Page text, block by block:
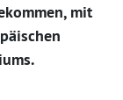
mit